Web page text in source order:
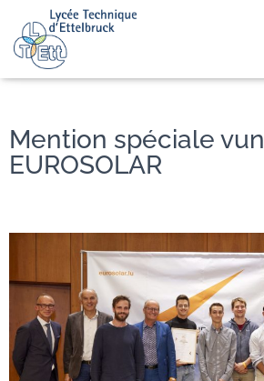
Mention spéciale vun
EUROSOLAR